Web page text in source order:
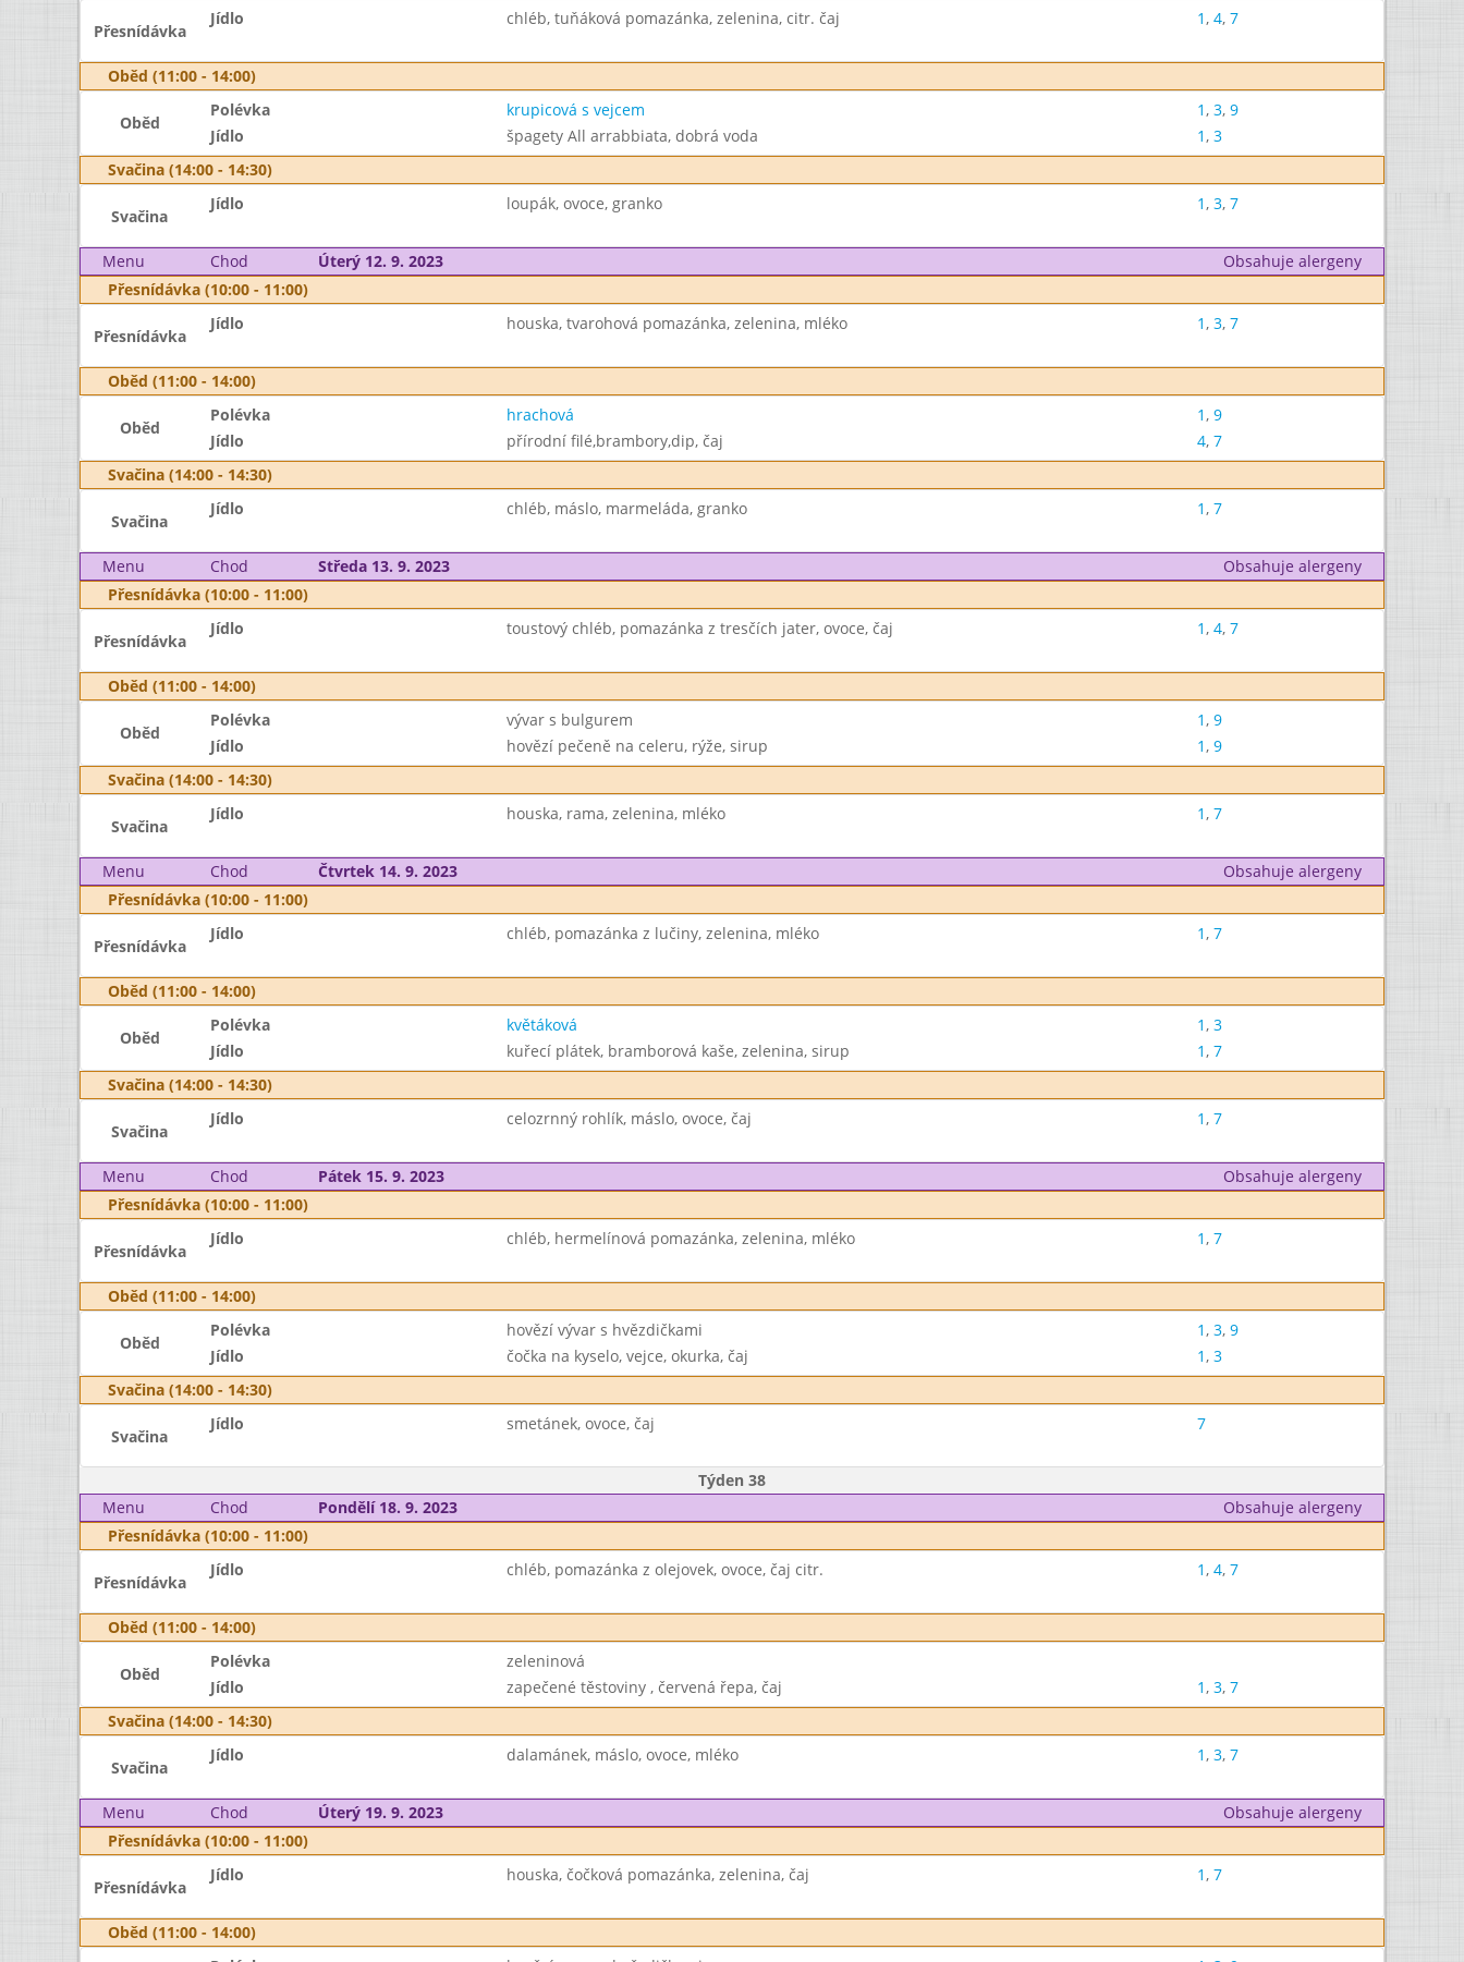
Přesnídávka
Jídlo chléb, tuňáková pomazánka, zelenina, citr. čaj 1, 4, 7
Oběd (11:00 - 14:00)
Oběd
Polévka krupicová s vejcem 1, 3, 9
Jídlo
špagety All arrabbiata, dobrá voda 1, 3
Svačina (14:00 - 14:30)
Svačina
Jídlo loupák, ovoce, granko 1, 3, 7
Menu Chod Úterý 12. 9. 2023
Obsahuje alergeny
Přesnídávka (10:00 - 11:00)
Přesnídávka
Jídlo houska, tvarohová pomazánka, zelenina, mléko 1, 3, 7
Oběd (11:00 - 14:00)
Oběd
Polévka hrachová 1, 9
Jídlo
přírodní filé,brambory,dip, čaj 4, 7
Svačina (14:00 - 14:30)
Svačina
Jídlo chléb, máslo, marmeláda, granko 1, 7
Menu Chod Středa 13. 9. 2023
Obsahuje alergeny
Přesnídávka (10:00 - 11:00)
Přesnídávka
Jídlo toustový chléb, pomazánka z tresčích jater, ovoce, čaj 1, 4, 7
Oběd (11:00 - 14:00)
Oběd
Polévka vývar s bulgurem 1, 9
Jídlo
hovězí pečeně na celeru, rýže, sirup 1, 9
Svačina (14:00 - 14:30)
Svačina
Jídlo houska, rama, zelenina, mléko 1, 7
Menu Chod Čtvrtek 14. 9. 2023
Obsahuje alergeny
Přesnídávka (10:00 - 11:00)
Přesnídávka
Jídlo chléb, pomazánka z lučiny, zelenina, mléko 1, 7
Oběd (11:00 - 14:00)
Oběd
Polévka květáková 1, 3
Jídlo
kuřecí plátek, bramborová kaše, zelenina, sirup 1, 7
Svačina (14:00 - 14:30)
Svačina
Jídlo celozrnný rohlík, máslo, ovoce, čaj 1, 7
Menu Chod Pátek 15. 9. 2023
Obsahuje alergeny
Přesnídávka (10:00 - 11:00)
Přesnídávka
Jídlo chléb, hermelínová pomazánka, zelenina, mléko 1, 7
Oběd (11:00 - 14:00)
Oběd
Polévka hovězí vývar s hvězdičkami 1, 3, 9
Jídlo
čočka na kyselo, vejce, okurka, čaj 1, 3
Svačina (14:00 - 14:30)
Svačina
Jídlo smetánek, ovoce, čaj 7
Týden 38
Menu
Chod Pondělí 18. 9. 2023
Obsahuje alergeny
Přesnídávka (10:00 - 11:00)
Přesnídávka
Jídlo chléb, pomazánka z olejovek, ovoce, čaj citr. 1, 4, 7
Oběd (11:00 - 14:00)
Oběd
Polévka
zeleninová
Jídlo
zapečené těstoviny , červená řepa, čaj 1, 3, 7
Svačina (14:00 - 14:30)
Svačina
Jídlo dalamánek, máslo, ovoce, mléko 1, 3, 7
Menu Chod Úterý 19. 9. 2023
Obsahuje alergeny
Přesnídávka (10:00 - 11:00)
Přesnídávka
Jídlo houska, čočková pomazánka, zelenina, čaj 1, 7
Oběd (11:00 - 14:00)